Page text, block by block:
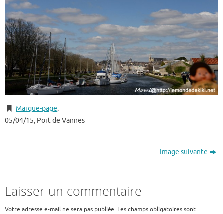
Marque-page.
05/04/15, Port de Vannes
Image suivante
Laisser un commentaire
Votre adresse e-mail ne sera pas publiée. Les champs obligatoires sont